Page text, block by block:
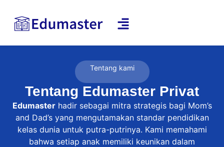
Tentang kami
Tentang Edumaster Privat
Edumasterhadir sebagai mitra strategis bagi Mom’s
and Dad’s yang mengutamakan standar pendidikan
kelas dunia untuk putra-putrinya. Kami memahami
bahwa setiap anak memiliki keunikan dalam